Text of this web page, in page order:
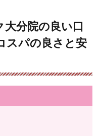
大分院の良い口
スパの良さと安